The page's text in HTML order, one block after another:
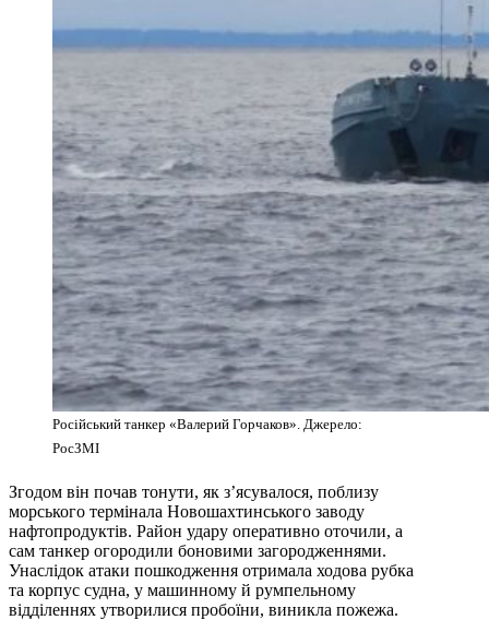
Російський танкер «Валерий Горчаков». Джерело:
РосЗМІ
Згодом він почав тонути, як з’ясувалося, поблизу
морського термінала Новошахтинського заводу
нафтопродуктів. Район удару оперативно оточили, а
сам танкер огородили боновими загородженнями.
Унаслідок атаки пошкодження отримала ходова рубка
та корпус судна, у машинному й румпельному
відділеннях утворилися пробоїни, виникла пожежа.